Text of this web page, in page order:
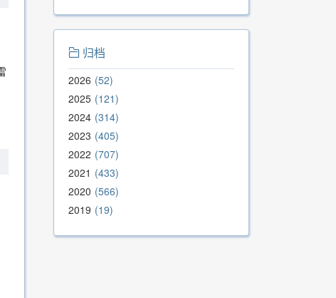
归档
2026 52
2025 121
2024 314
2023 405
2022 707
2021
433
2020 566
2019 19